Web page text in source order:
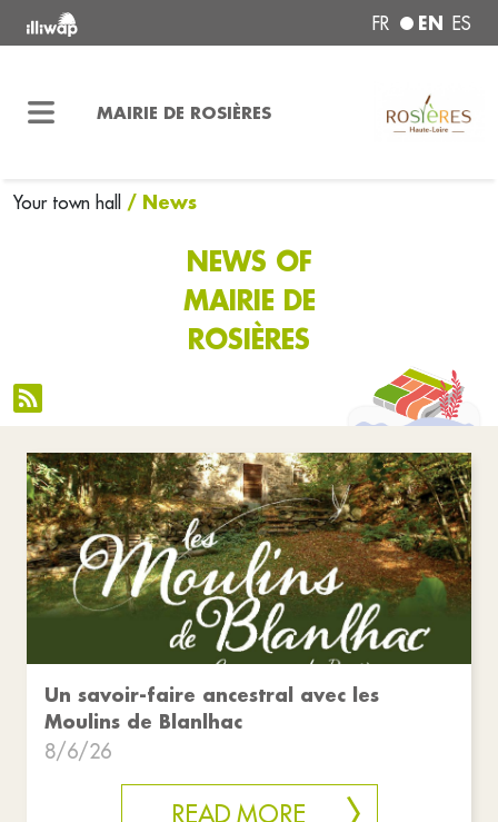
FR EN ES
MAIRIE DE ROSIÈRES
Your town hall / News
NEWS OF
MAIRIE DE
ROSIÈRES
Un savoir-faire ancestral avec les
Moulins de Blanlhac
8/6/26
READ MORE